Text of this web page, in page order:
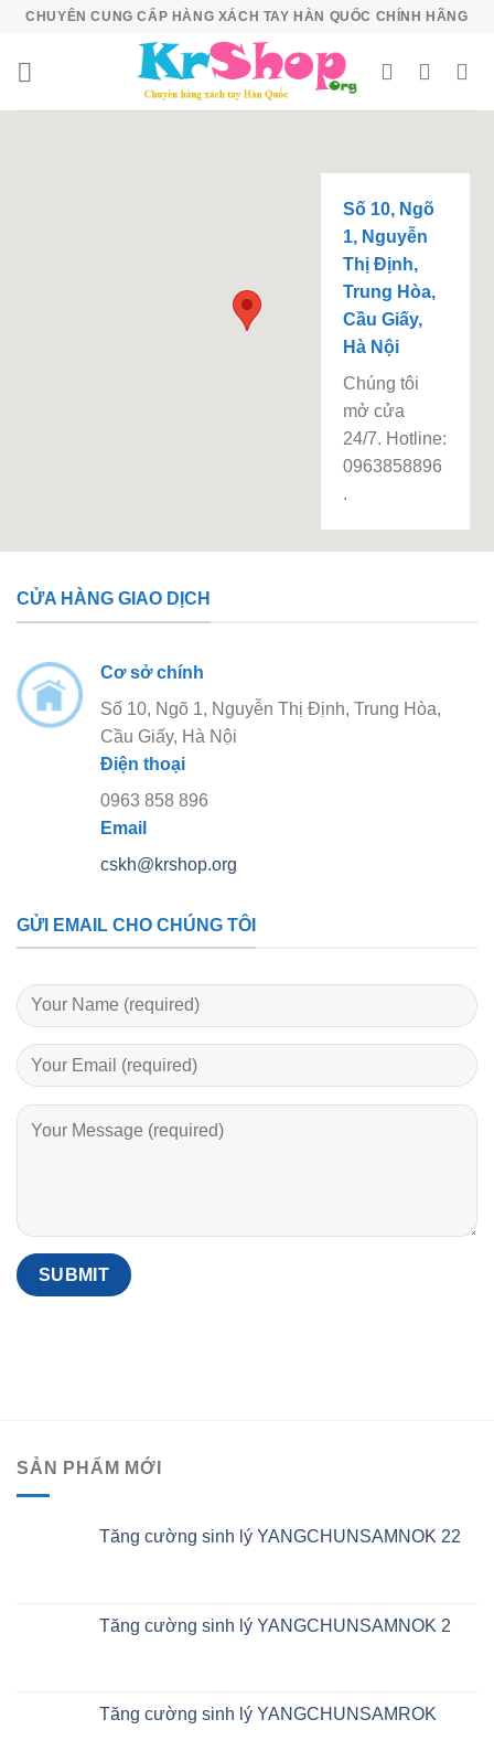
Skip
content
CHUYÊN CUNG CẤP HÀNG XÁCH TAY HÀN QUỐC CHÍNH HÃNG
Số 10, Ngõ
1, Nguyễn
Thị Định,
Trung Hòa,
Cầu Giấy,
Hà Nội
Chúng tôi
mở cửa
24/7. Hotline:
0963858896
.
CỬA HÀNG GIAO DỊCH
Cơ sở chính
Số 10, Ngõ 1, Nguyễn Thị Định, Trung Hòa,
Cầu Giấy, Hà Nội
Điện thoại
0963 858 896
Email
cskh@krshop.org
GỬI EMAIL CHO CHÚNG TÔI
SẢN PHẨM MỚI
Tăng cường sinh lý YANGCHUNSAMNOK 22
Tăng cường sinh lý YANGCHUNSAMNOK 2
Tăng cường sinh lý YANGCHUNSAMROK